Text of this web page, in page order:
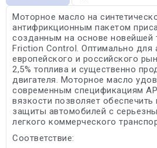
Моторное масло на
антифрикционным пакетом
созданным на основе новейшей
Friction Control. Оптимально для
европейского и российского
2,5% топлива и существенно
двигателя. Моторное масло
современным спецификациям
вязкости позволяет
защиты автомобилей с
легкого коммерческого
Соответствие: